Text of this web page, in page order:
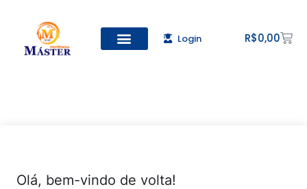
Login R$0,00
Olá, bem-vindo de volta!